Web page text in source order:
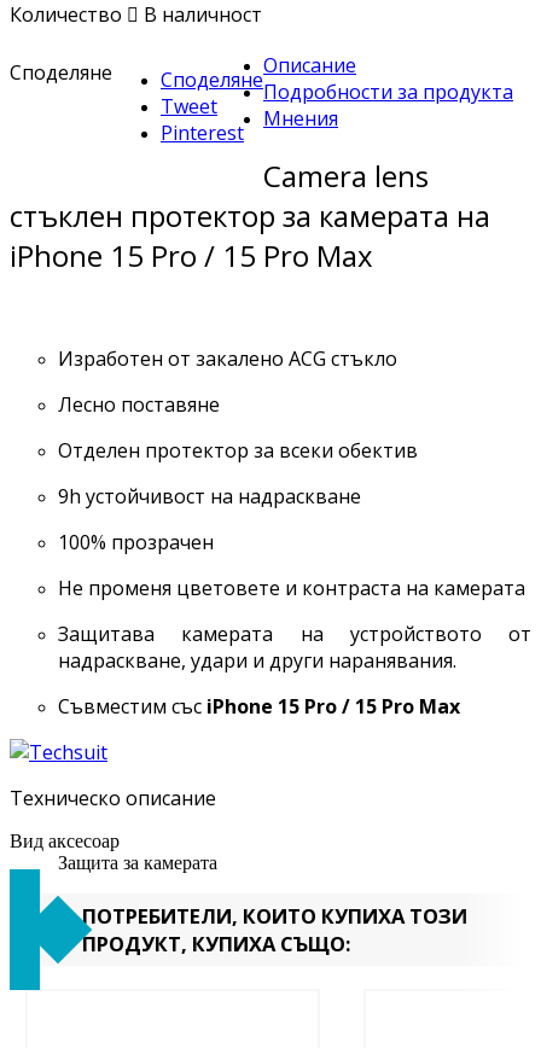
Количество  В наличност
Споделяне
Споделяне
Tweet
Pinterest
Описание
Подробности за продукта
Мнения
Camera lens
стъклен протектор за камерата на
iPhone 15 Pro / 15 Pro Max
Изработен от закалено ACG стъкло
Лесно поставяне
Отделен протектор за всеки обектив
9h устойчивост на надраскване
100% прозрачен
Не променя цветовете и контраста на камерата
Защитава камерата на устройството от
надраскване, удари и други наранявания.
Съвместим със iPhone 15 Pro / 15 Pro Max
Техническо описание
Вид аксесоар
Защита за камерата
ПОТРЕБИТЕЛИ, КОИТО КУПИХА ТОЗИ
ПРОДУКТ, КУПИХА СЪЩО: